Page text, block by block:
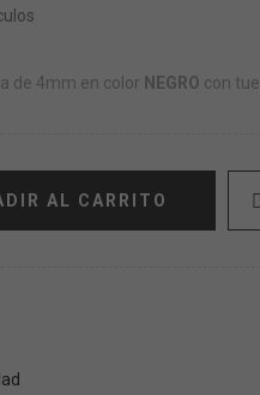
de 4mm en color NEGRO con
AL CARRITO